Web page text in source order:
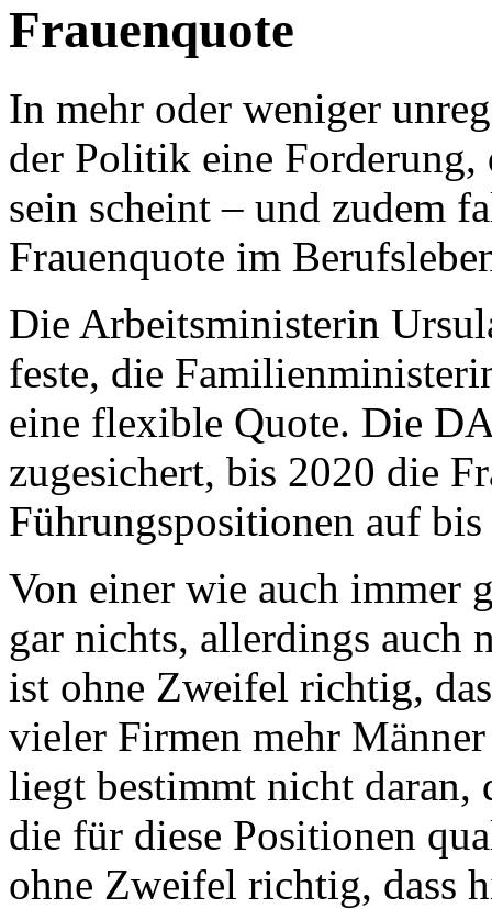
Frauenquote
In mehr oder weniger
der Politik eine Forderung,
sein scheint – und zudem
Frauenquote im
Die Arbeitsministerin
feste, die
eine flexible Quote. Die
zugesichert, bis 2020 die
Führungspositionen auf
Von einer wie auch immer
gar nichts, allerdings auch
ist ohne Zweifel richtig,
vieler Firmen mehr
liegt bestimmt nicht daran,
die für diese Positionen
ohne Zweifel richtig, dass